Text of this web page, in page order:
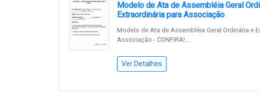
Modelo de Ata de Assembléia Geral
Extraordinária para Associação
Modelo de Ata de Assembléia Geral Ordinária e
Associação - CONFIRA!...
Ver Detalhes